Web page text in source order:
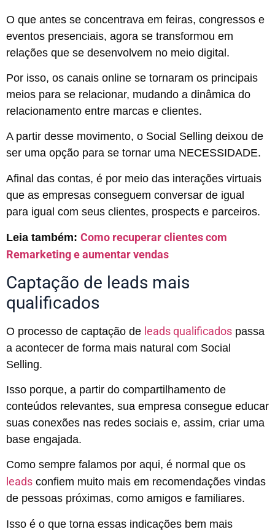
O que antes se concentrava em feiras, congressos e
eventos presenciais, agora se transformou em
relações que se desenvolvem no meio digital.
Por isso, os canais online se tornaram os principais
meios para se relacionar, mudando a dinâmica do
relacionamento entre marcas e clientes.
A partir desse movimento, o Social Selling deixou de
ser uma opção para se tornar uma NECESSIDADE.
Afinal das contas, é por meio das interações virtuais
que as empresas conseguem conversar de igual
para igual com seus clientes, prospects e parceiros.
Leia também: Como recuperar clientes com
Remarketing e aumentar vendas
Captação de leads mais
qualificados
O processo de captação de leads qualificados passa
a acontecer de forma mais natural com Social
Selling.
Isso porque, a partir do compartilhamento de
conteúdos relevantes, sua empresa consegue educar
suas conexões nas redes sociais e, assim, criar uma
base engajada.
Como sempre falamos por aqui, é normal que os
leads confiem muito mais em recomendações vindas
de pessoas próximas, como amigos e familiares.
Isso é o que torna essas indicações bem mais